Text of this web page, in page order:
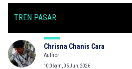
TREN PASAR
Chrisna Chanis Cara
Author
10:06am, 05 Jun, 2026